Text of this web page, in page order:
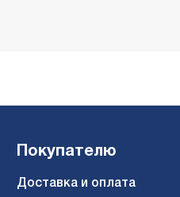
Покупателю
Доставка и оплата